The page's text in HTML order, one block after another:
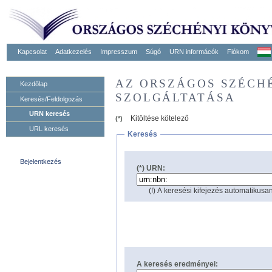
Kapcsolat Adatkezelés Impresszum Súgó URN informácók Fiókom
Kezdőlap
Keresés/Feldolgozás
URN keresés
URL keresés
Bejelentkezés
AZ ORSZÁGOS
SZOLGÁLTATÁSA
(*)
Kitöltése kötelező
Keresés
(*) URN:
(!) A keresési kifejezés
A keresés eredményei: